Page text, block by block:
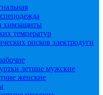
химзащиты
температур
рисков электродуги
летние мужские
женские